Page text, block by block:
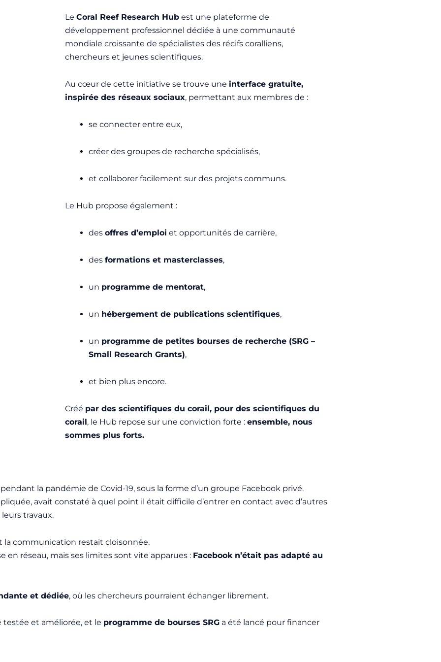
Le Coral Reef Research Hub est une plateforme de
développement professionnel dédiée à une communauté
mondiale croissante de spécialistes des récifs coralliens,
chercheurs et jeunes scientifiques.
Au cœur de cette initiative se trouve une interface gratuite,
inspirée des réseaux sociaux, permettant aux membres de :
se connecter entre eux,
créer des groupes de recherche spécialisés,
et collaborer facilement sur des projets communs.
Le Hub propose également :
des offres d’emploi et opportunités de carrière,
des formations et masterclasses,
un programme de mentorat,
un hébergement de publications scientifiques,
un programme de petites bourses de recherche (SRG –
Small Research Grants),
et bien plus encore.
Créé par des scientifiques du corail, pour des scientifiques du
corail, le Hub repose sur une conviction forte : ensemble, nous
sommes plus forts.
la pandémie de Covid-19, sous la forme d’un groupe Facebook privé.
avait constaté à quel point il était difficile d’entrer en contact avec d’autres
travaux.
la communication restait cloisonnée.
réseau, mais ses limites sont vite apparues : Facebook n’était pas adapté au
et dédiée, où les chercheurs pourraient échanger librement.
testée et améliorée, et le programme de bourses SRG a été lancé pour financer